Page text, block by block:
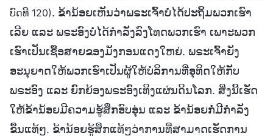
ບົດທີ 120). ຂ້ານ້ອຍເຫັນວ່າພຣະເຈົ້າບໍ່ໄດ້ປະຖິ້ມພວກເຮົາ
ເລີຍ ແລະ ພຣະອົງບໍ່ໄດ້ກຳລັງລົງໂທດພວກເຮົາ ເພາະພວກ
ເຮົາເປັນເຊື້ອສາຍຂອງມັງກອນແດງໃຫຍ່. ພຣະເຈົ້າຍັງ
ອະນຸຍາດໃຫ້ພວກເຮົາເປັນຜູ້ໃຫ້ບໍລິການທີ່ອຸທິດໃຫ້ກັບ
ພຣະອົງ ແລະ ຍົກຍ້ອງພຣະອົງເທິງແຜ່ນດິນໂລກ. ສິ່ງນີ້ເຮັດ
ໃຫ້ຂ້ານ້ອຍມີຄວາມຮູ້ສຶກອົບອຸ່ນ ແລະ ຂ້ານ້ອຍກໍ່ມີກຳລັງ
ຂຶ້ນແທ້ໆ. ຂ້ານ້ອຍຮູ້ສຶກແທ້ໆວ່າການທີ່ສາມາດເຮັດການ